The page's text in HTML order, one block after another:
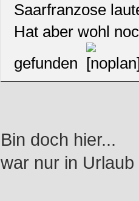
Saarfranzose
Hat aber wohl
gefunden
Bin doch hier...
war nur in